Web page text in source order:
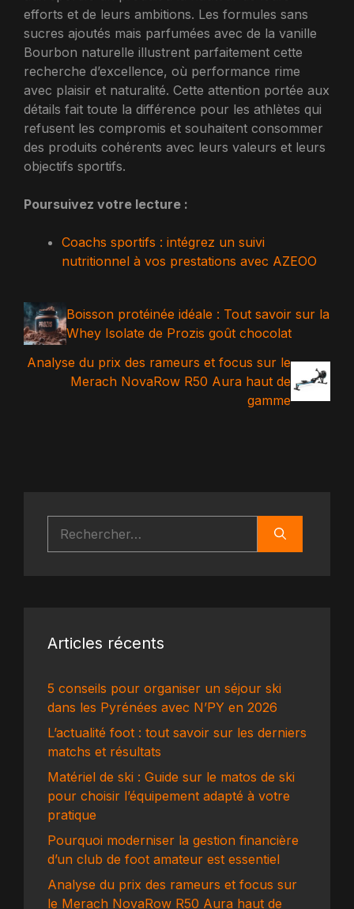
efforts et de leurs ambitions. Les formules sans
sucres ajoutés mais parfumées avec de la vanille
Bourbon naturelle illustrent parfaitement cette
recherche d’excellence, où performance rime
avec plaisir et naturalité. Cette attention portée aux
détails fait toute la différence pour les athlètes qui
refusent les compromis et souhaitent consommer
des produits cohérents avec leurs valeurs et leurs
objectifs sportifs.
Poursuivez votre lecture :
Coachs sportifs : intégrez un suivi
nutritionnel à vos prestations avec AZEOO
Boisson protéinée idéale : Tout savoir sur la
Whey Isolate de Prozis goût chocolat
Analyse du prix des rameurs et focus sur le
Merach NovaRow R50 Aura haut de
gamme
Articles récents
5 conseils pour organiser un séjour ski
dans les Pyrénées avec N’PY en 2026
L’actualité foot : tout savoir sur les derniers
matchs et résultats
Matériel de ski : Guide sur le matos de ski
pour choisir l’équipement adapté à votre
pratique
Pourquoi moderniser la gestion financière
d’un club de foot amateur est essentiel
Analyse du prix des rameurs et focus sur
le Merach NovaRow R50 Aura haut de